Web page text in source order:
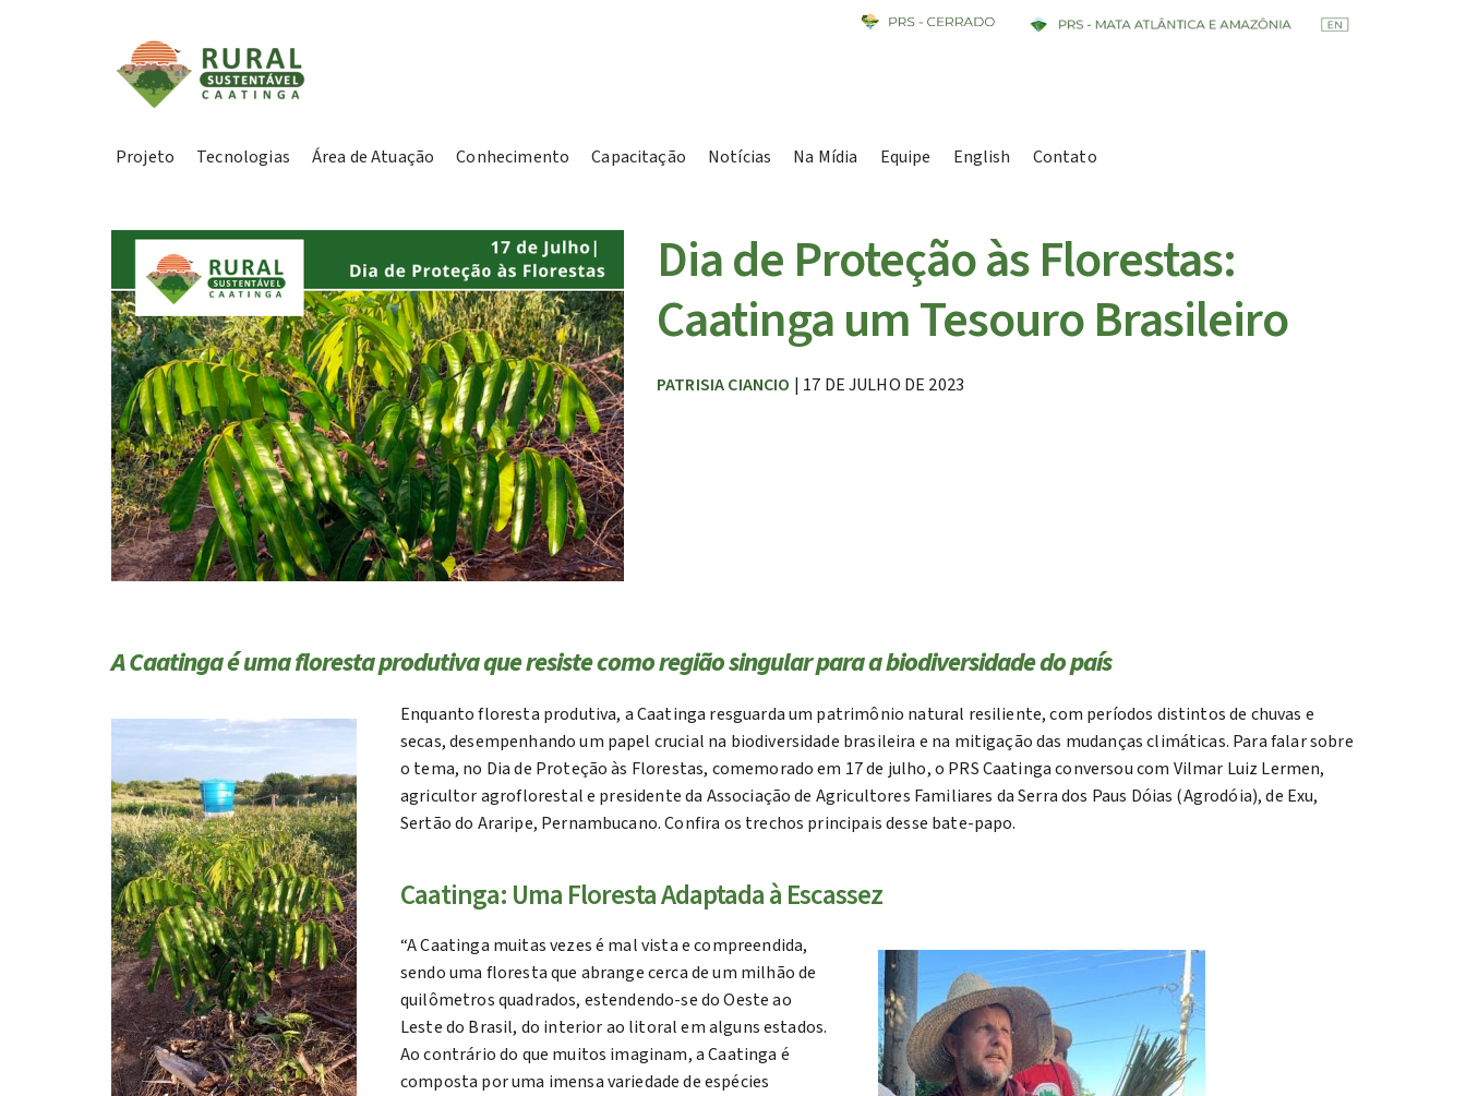
Projeto Tecnologias Área de Atuação Conhecimento Capacitação Notícias Na Mídia Equipe English Contato
Dia de Proteção às Florestas:
Caatinga um Tesouro Brasileiro
PATRISIA CIANCIO | 17 DE JULHO DE 2023
A Caatinga é uma floresta produtiva que resiste como região singular para a biodiversidade do país
Enquanto floresta produtiva, a Caatinga resguarda um patrimônio natural resiliente, com períodos distintos de chuvas e
secas, desempenhando um papel crucial na biodiversidade brasileira e na mitigação das mudanças climáticas. Para falar sobre
o tema, no Dia de Proteção às Florestas, comemorado em 17 de julho, o PRS Caatinga conversou com Vilmar Luiz Lermen,
agricultor agroflorestal e presidente da Associação de Agricultores Familiares da Serra dos Paus Dóias (Agrodóia), de Exu,
Sertão do Araripe, Pernambucano. Confira os trechos principais desse bate-papo.
Caatinga: Uma Floresta Adaptada à Escassez
“A Caatinga muitas vezes é mal vista e compreendida,
sendo uma floresta que abrange cerca de um milhão de
quilômetros quadrados, estendendo-se do Oeste ao
Leste do Brasil, do interior ao litoral em alguns estados.
Ao contrário do que muitos imaginam, a Caatinga é
composta por uma imensa variedade de espécies